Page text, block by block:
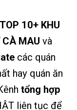
TOP 10+ KHU
CÀ MAU và
các quán
hay quán ăn
tổng hợp
liên tục để